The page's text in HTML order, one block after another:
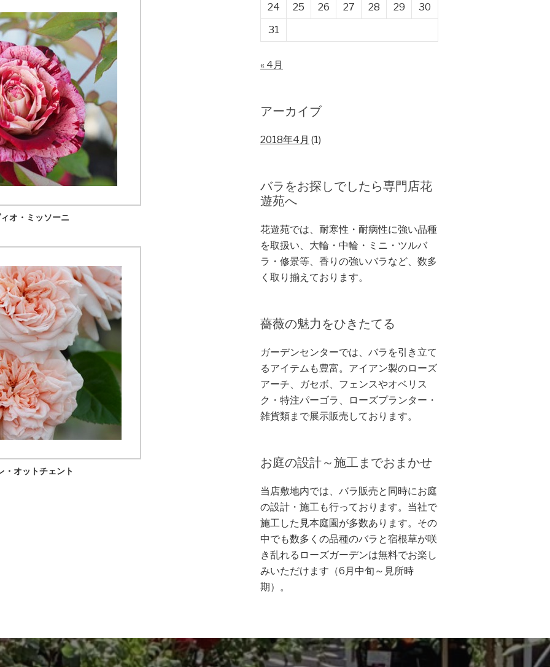
オ・ミッソーニ
・オットチェント
24
25 26 27 28 29
30
31
« 4月
アーカイブ
2018年4月 (1)
バラをお探しでしたら専門店花
遊苑へ
花遊苑では、耐寒性・耐病性に強い品種
を取扱い、大輪・中輪・ミニ・ツルバ
ラ・修景等、香りの強いバラなど、数多
く取り揃えております。
薔薇の魅力をひきたてる
ガーデンセンターでは、バラを引き立て
るアイテムも豊富。アイアン製のローズ
アーチ、ガセボ、フェンスやオベリス
ク・特注パーゴラ、ローズプランター・
雑貨類まで展示販売しております。
お庭の設計～施工までおまかせ
当店敷地内では、バラ販売と同時にお庭
の設計・施工も行っております。当社で
施工した見本庭園が多数あります。その
中でも数多くの品種のバラと宿根草が咲
き乱れるローズガーデンは無料でお楽し
みいただけます（6月中旬～見所時
期）。